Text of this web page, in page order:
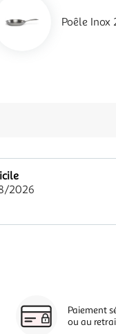
Poêle Inox
2026
Paiement
ou au